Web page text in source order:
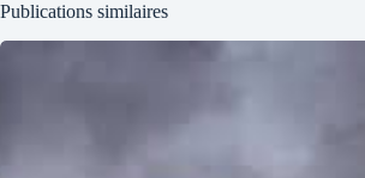
Publications similaires